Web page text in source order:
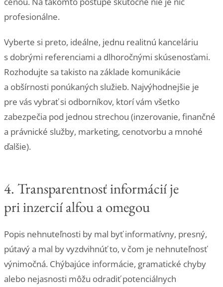
profesionálne.
Vyberte si preto, ideálne, jednu realitnú kanceláriu
s dobrými referenciami a dlhoročnými skúsenosťami.
Rozhodujte sa takisto na základe komunikácie
a obšírnosti ponúkaných služieb. Najvýhodnejšie je
pre vás vybrať si odborníkov, ktorí vám všetko
zabezpečia pod jednou strechou (inzerovanie, finančné
a právnické služby, marketing, cenotvorbu a mnohé
ďalšie).
4. Transparentnosť informácií je
pri inzercií alfou a omegou
Popis nehnuteľnosti by mal byť informatívny, presný,
pútavý a mal by vyzdvihnúť to, v čom je nehnuteľnosť
výnimočná. Chýbajúce informácie, gramatické chyby
alebo nejasnosti môžu odradiť potenciálnych